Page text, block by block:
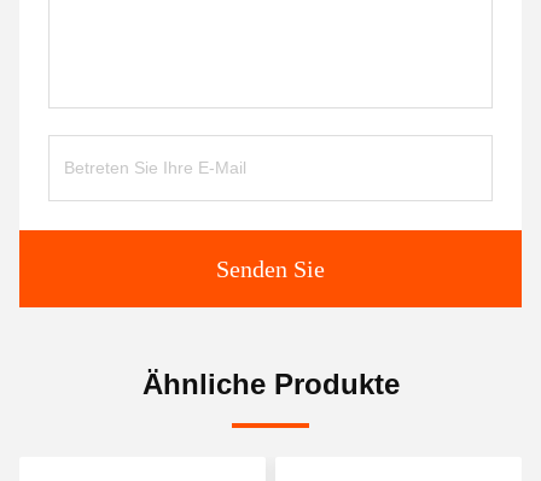
Senden Sie
Ähnliche Produkte